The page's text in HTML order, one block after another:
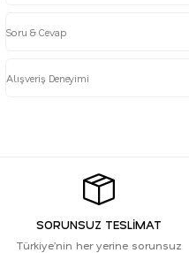
Soru & Cevap
Alışveriş Deneyimi
SORUNSUZ TESLİMAT
Türkiye’nin her yerine sorunsuz